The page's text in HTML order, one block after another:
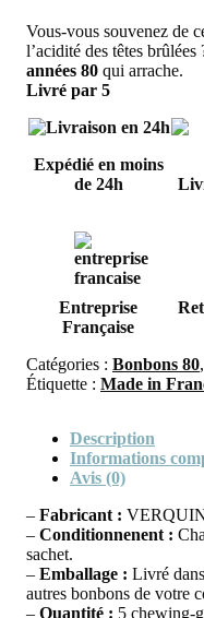
Vous-vous souvenez de
l’acidité des têtes brûlées
années 80 qui arrache.
Livré par 5
Expédié en moins
de 24h
Entreprise
Française
Catégories : Bonbons 80,
Étiquette : Made in
Description
Informations
Avis (0)
– Fabricant :
– Conditionnenent :
sachet.
– Emballage : Livré
autres bonbons de votre
– Quantité : 5 chewing-